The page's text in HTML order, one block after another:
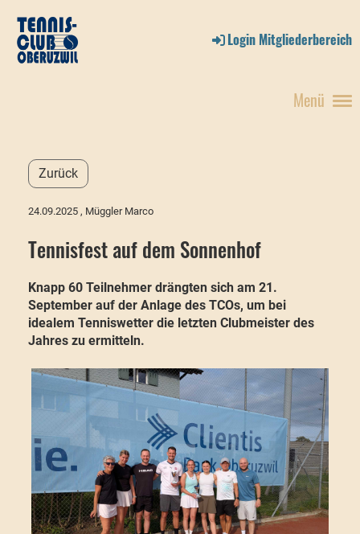
Login Mitgliederbereich
Menü
Zurück
24.09.2025 , Müggler Marco
Tennisfest auf dem Sonnenhof
Knapp 60 Teilnehmer drängten sich am 21.
September auf der Anlage des TCOs, um bei
idealem Tenniswetter die letzten Clubmeister des
Jahres zu ermitteln.